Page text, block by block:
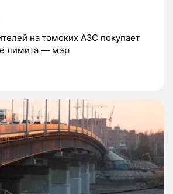
на томских АЗС покупает
лимита — мэр